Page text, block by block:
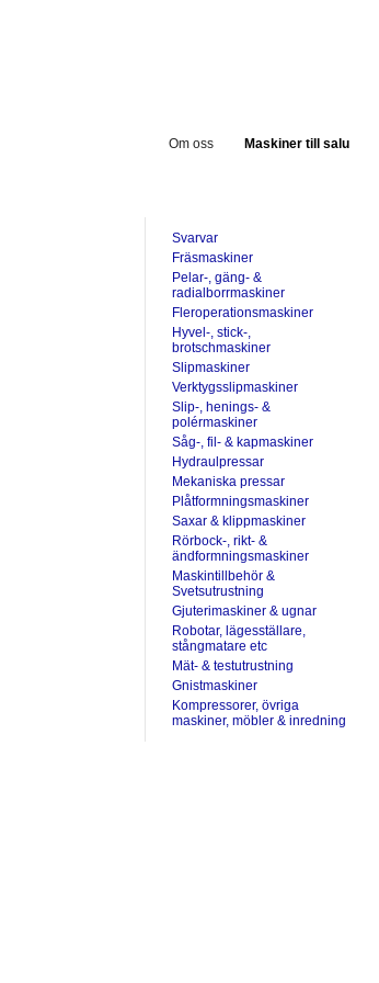
Om oss Maskiner till salu
Svarvar
Fräsmaskiner
Pelar-, gäng- &
radialborrmaskiner
Fleroperationsmaskiner
Hyvel-, stick-,
brotschmaskiner
Slipmaskiner
Verktygsslipmaskiner
Slip-, henings- &
polérmaskiner
Såg-, fil- & kapmaskiner
Hydraulpressar
Mekaniska pressar
Plåtformningsmaskiner
Saxar & klippmaskiner
Rörbock-, rikt- &
ändformningsmaskiner
Maskintillbehör &
Svetsutrustning
Gjuterimaskiner & ugnar
Robotar, lägesställare,
stångmatare etc
Mät- & testutrustning
Gnistmaskiner
Kompressorer, övriga
maskiner, möbler & inredning